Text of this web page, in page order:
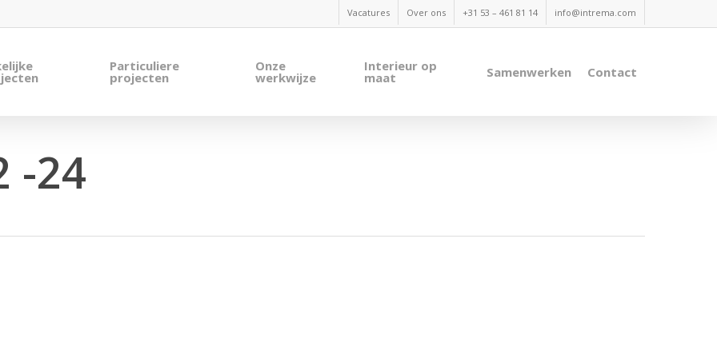
Vacatures Over ons +31 53 – 461 81 14 info@intrema.com
Particuliere
projecten
Onze
werkwijze
Interieur op
maat Samenwerken Contact
-24